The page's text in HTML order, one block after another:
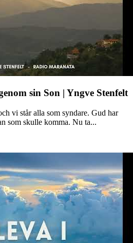
sin Son | Yngve Stenfelt
vi står alla som syndare. Gud har
som skulle komma. Nu ta...